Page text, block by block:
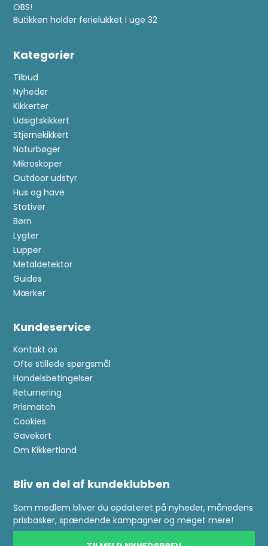
OBS!
Butikken holder ferielukket i uge 32
Kategorier
Tilbud
Nyheder
Kikkerter
Udsigtskikkert
Stjernekikkert
Naturbøger
Mikroskoper
Outdoor udstyr
Hus og have
Stativer
Børn
Lygter
Lupper
Metaldetektor
Guides
Mærker
Kundeservice
Kontakt os
Ofte stillede spørgsmål
Handelsbetingelser
Returnering
Prismatch
Cookies
Gavekort
Om Kikkertland
Bliv en del af kundeklubben
Som medlem bliver du opdateret på nyheder, månedens
prisbasker, spændende kampagner og meget mere!